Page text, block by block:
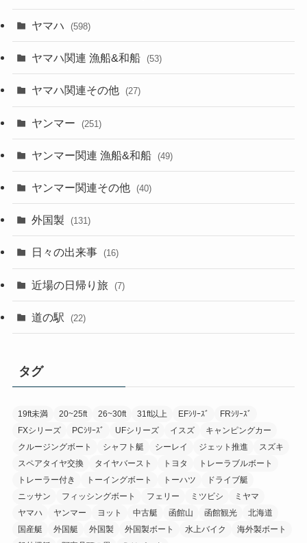
ヤマハ (598)
ヤマハ関連 漁船&和船 (53)
ヤマハ関連その他 (27)
ヤンマー (251)
ヤンマー関連 漁船&和船 (49)
ヤンマー関連その他 (40)
外国製 (131)
日々の出来事 (16)
近場の日帰り旅 (7)
道の駅 (22)
タグ
19ft未満 20~25ft 26~30ft 31ft以上 EFｼﾘｰｽﾞ
FRｼﾘｰｽﾞ
FXシリーズ
PCｼﾘｰｽﾞ UFシリーズ イスズ
キャンピングカー
クルージングボート
シャフト艇 シーレイ ジェット推進
スズキ
スペアタイヤ交換
タイヤバースト トヨタ
トレーラブルボート
トレーラー付き
トーイングボート トーハツ
ドライブ艇
ニッサン
フィッシングボート フェリー ミツビシ
ミヤマ
ヤマハ
ヤンマー ヨット 中古艇 函館山 函館観光
北海道
国産艇
外国艇 外国製 外国製ボート 水上バイク
海外製ボート